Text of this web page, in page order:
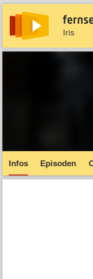
Iris
News Entdecken
Infos Episoden